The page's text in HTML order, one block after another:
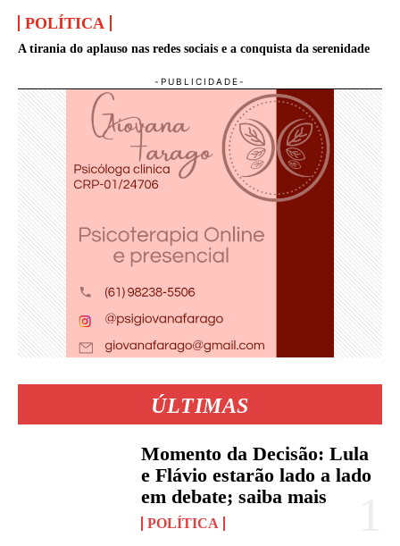
POLÍTICA
A tirania do aplauso nas redes sociais e a conquista da serenidade
ÚLTIMAS
Momento da Decisão: Lula
e Flávio estarão lado a lado
em debate; saiba mais
POLÍTICA